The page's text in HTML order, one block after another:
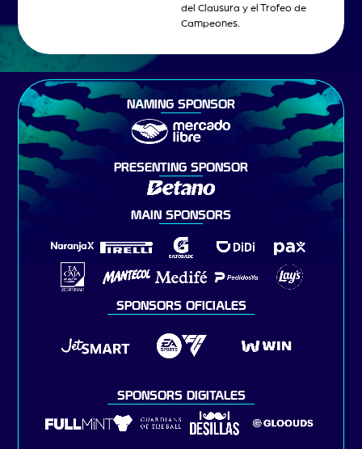
del Clausura y el Trofeo de
Campeones.
NAMING SPONSOR
PRESENTING SPONSOR
MAIN SPONSORS
SPONSORS OFICIALES
SPONSORS DIGITALES